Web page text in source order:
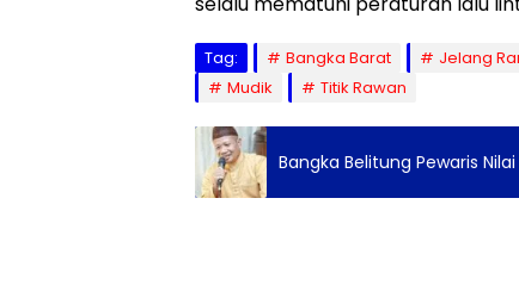
Tag: Bangka Barat Jelang
Mudik
Titik Rawan
Bangka Belitung Pewaris